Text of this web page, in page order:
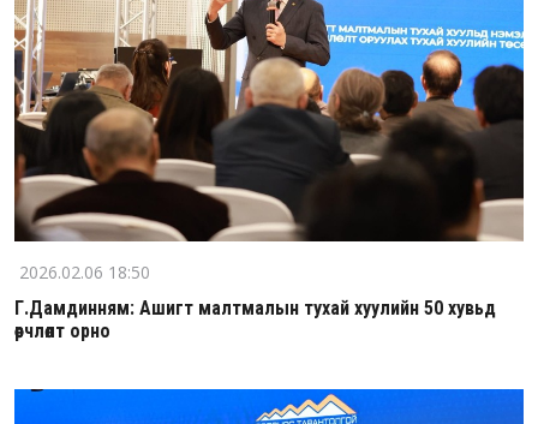
2026.02.06 18:50
Г.Дамдинням: Ашигт малтмалын тухай хуулийн 50 хувьд
өөрчлөлт орно